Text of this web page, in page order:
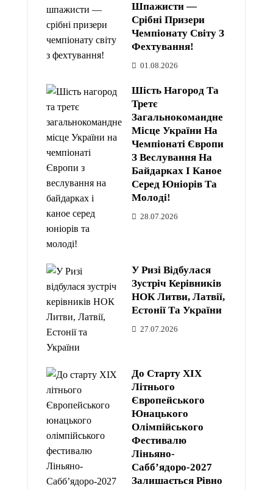
Шпажисти —
Срібні Призери
Чемпіонату Світу З
Фехтування!
01.08.2026
Шість Нагород Та
Третє
Загальнокомандне
Місце України На
Чемпіонаті Європи
З Веслування На
Байдарках І Каное
Серед Юніорів Та
Молоді!
28.07.2026
У Ризі Відбулася
Зустріч Керівників
НОК Литви, Латвії,
Естонії Та України
27.07.2026
До Старту XIX
Літнього
Європейського
Юнацького
Олімпійського
Фестивалю
Ліньяно-
Сабб’ядоро-2027
Залишається Рівно